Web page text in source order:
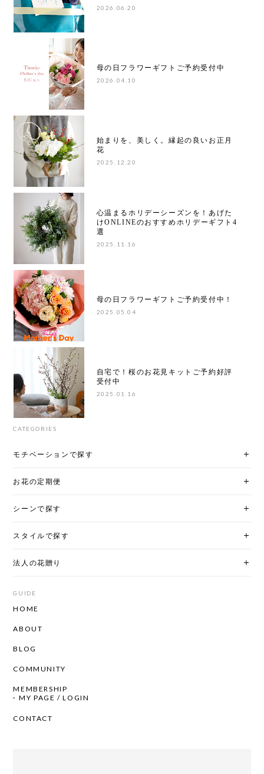
2026.06.20
母の日フラワーギフトご予約受付中
2026.04.10
始まりを、美しく。縁起の良いお正月
花
2025.12.20
心温まるホリデーシーズンを！あげた
けONLINEのおすすめホリデーギフト4
選
2025.11.16
母の日フラワーギフトご予約受付中！
2025.05.04
自宅で！桜のお花見キットご予約好評
受付中
2025.01.16
CATEGORIES
モチベーションで探す
お花の定期便
シーンで探す
スタイルで探す
法人の花贈り
GUIDE
HOME
ABOUT
BLOG
COMMUNITY
MEMBERSHIP
MY PAGE / LOGIN
CONTACT